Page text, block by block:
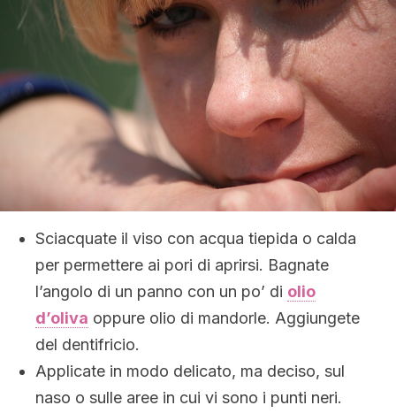
Sciacquate il viso con acqua tiepida o calda
per permettere ai pori di aprirsi. Bagnate
l’angolo di un panno con un po’ di olio
d’oliva oppure olio di mandorle. Aggiungete
del dentifricio.
Applicate in modo delicato, ma deciso, sul
naso o sulle aree in cui vi sono i punti neri.